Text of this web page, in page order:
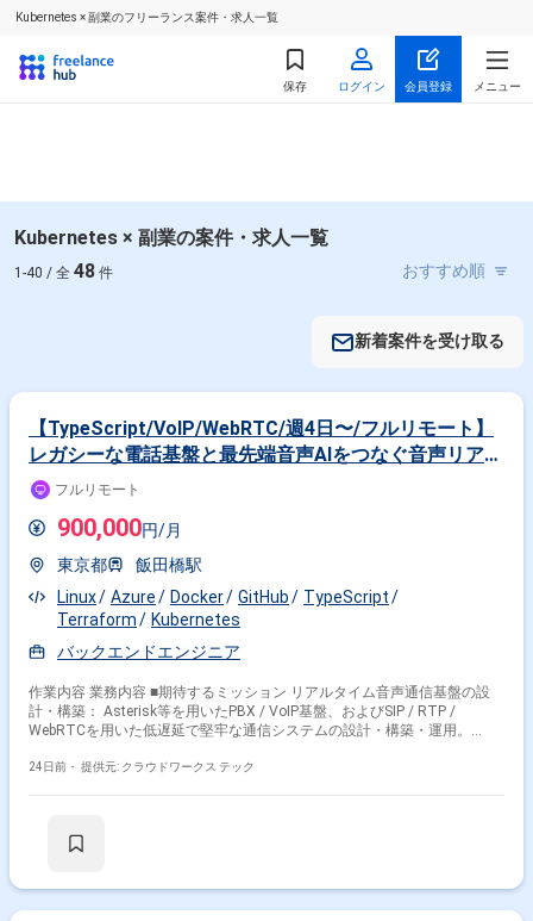
Kubernetes × 副業のフリーランス案件・求人一覧
保存 ログイン 会員登録 メニュー
Kubernetes × 副業の案件・求人一覧
1-40 / 全 48 件
新着案件を受け取る
【TypeScript/VoIP/WebRTC/週4日〜/フルリモート】
レガシーな電話基盤と最先端音声AIをつなぐ音声リアル
タイム通信基盤エンジニア案件
フルリモート
900,000円/月
東京都
飯田橋駅
Linux
Azure Docker GitHub
TypeScript
Terraform
Kubernetes
バックエンドエンジニア
作業内容 業務内容 ■期待するミッション リアルタイム音声通信基盤の設
計・構築： Asterisk等を用いたPBX / VoIP基盤、およびSIP / RTP /
WebRTCを用いた低遅延で堅牢な通信システムの設計・構築・運用。
CCaaS（BIZTEL、Genesys、CT-e1、MiiTel等）との接続検証・実装、お
最適化： レイテンシー（遅延）の極小化、音声品質・ノイズの改善、割り
24日前・ 提供元: クラウドワークス テック